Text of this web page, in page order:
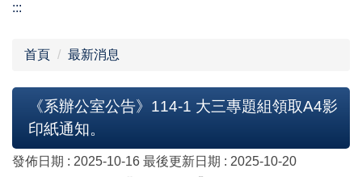
:::
首頁 最新消息
《系辦公室公告》114-1 大三專題組領取A4影
印紙通知。
發佈日期 : 2025-10-16 最後更新日期 : 2025-10-20